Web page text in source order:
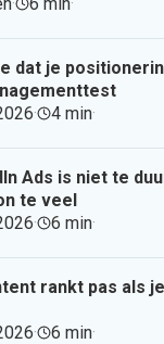
dat je
· 4 min·
Ads is niet te
te veel
· 6 min·
rankt pas als
· 6 min·